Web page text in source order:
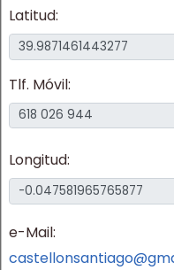
Latitud:
Tlf. Móvil:
Longitud:
e-Mail: